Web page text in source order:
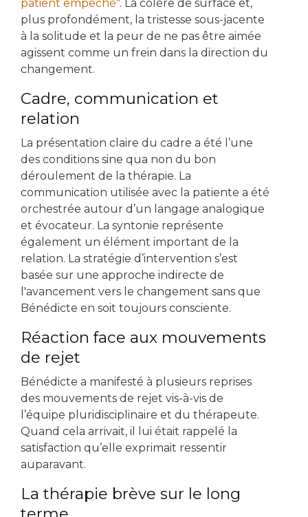
patient empêché". La colère de surface et,
plus profondément, la tristesse sous-jacente
à la solitude et la peur de ne pas être aimée
agissent comme un frein dans la direction du
changement.
Cadre, communication et
relation
La présentation claire du cadre a été l’une
des conditions sine qua non du bon
déroulement de la thérapie. La
communication utilisée avec la patiente a été
orchestrée autour d’un langage analogique
et évocateur. La syntonie représente
également un élément important de la
relation. La stratégie d’intervention s’est
basée sur une approche indirecte de
l'avancement vers le changement sans que
Bénédicte en soit toujours consciente.
Réaction face aux mouvements
de rejet
Bénédicte a manifesté à plusieurs reprises
des mouvements de rejet vis-à-vis de
l’équipe pluridisciplinaire et du thérapeute.
Quand cela arrivait, il lui était rappelé la
satisfaction qu’elle exprimait ressentir
auparavant.
La thérapie brève sur le long